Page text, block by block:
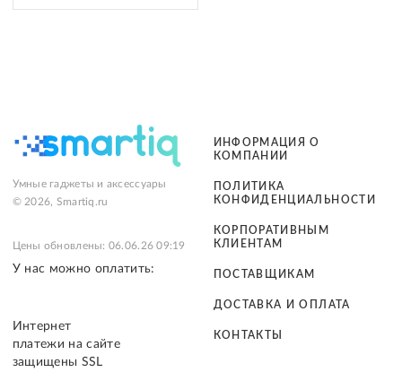
Умные гаджеты и аксессуары
© 2026, Smartiq.ru
Цены обновлены: 06.06.26 09:19
У нас можно оплатить:
Интернет
платежи на сайте
защищены SSL
ИНФОРМАЦИЯ О
КОМПАНИИ
ПОЛИТИКА
КОНФИДЕНЦИАЛЬНОСТИ
КОРПОРАТИВНЫМ
КЛИЕНТАМ
ПОСТАВЩИКАМ
ДОСТАВКА И ОПЛАТА
КОНТАКТЫ